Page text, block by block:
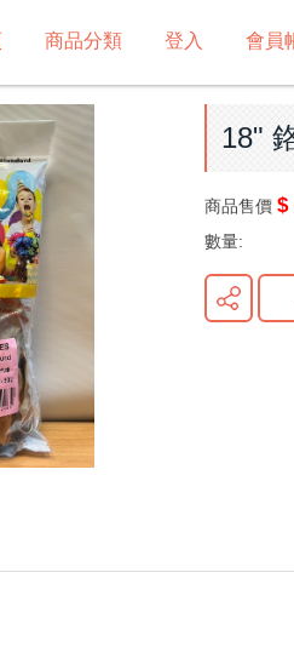
商品分類 登入 會員
18"
商品售價 $
數量: